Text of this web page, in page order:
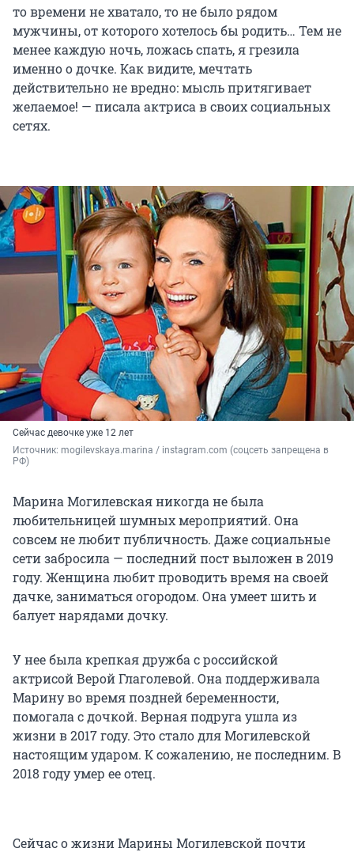
то времени не хватало, то не было рядом
мужчины, от которого хотелось бы родить… Тем не
менее каждую ночь, ложась спать, я грезила
именно о дочке. Как видите, мечтать
действительно не вредно: мысль притягивает
желаемое! — писала актриса в своих социальных
сетях.
Сейчас девочке уже 12 лет
Источник: mogilevskaya.marina / instagram.com (соцсеть запрещена в
РФ)
Марина Могилевская никогда не была
любительницей шумных мероприятий. Она
совсем не любит публичность. Даже социальные
сети забросила — последний пост выложен в 2019
году. Женщина любит проводить время на своей
дачке, заниматься огородом. Она умеет шить и
балует нарядами дочку.
У нее была крепкая дружба с российской
актрисой Верой Глаголевой. Она поддерживала
Марину во время поздней беременности,
помогала с дочкой. Верная подруга ушла из
жизни в 2017 году. Это стало для Могилевской
настоящим ударом. К сожалению, не последним. В
2018 году умер ее отец.
Сейчас о жизни Марины Могилевской почти